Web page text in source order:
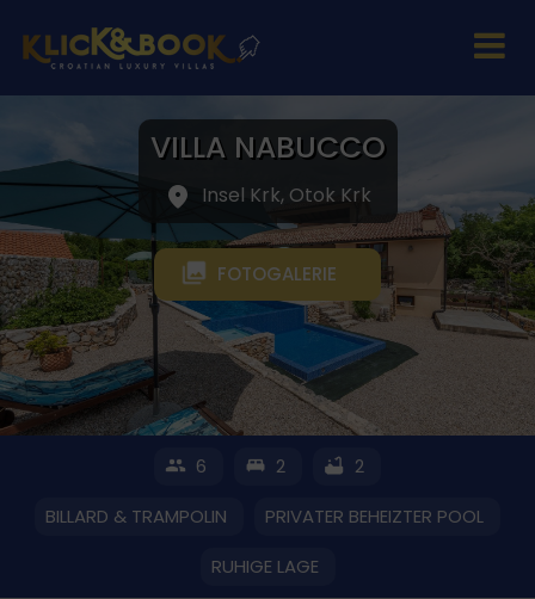
VILLA NABUCCO
Insel Krk, Otok Krk
FOTOGALERIE
6 2
2
BILLARD & TRAMPOLIN
PRIVATER BEHEIZTER POOL
RUHIGE LAGE